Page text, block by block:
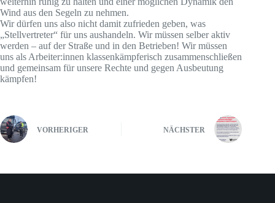
Wind aus den Segeln zu nehmen.
Wir dürfen uns also nicht damit zufrieden geben, was
„Stellvertreter“ für uns aushandeln. Wir müssen selber aktiv
werden – auf der Straße und in den Betrieben! Wir müssen
uns als Arbeiter:innen klassenkämpferisch zusammenschließen
und gemeinsam für unsere Rechte und gegen Ausbeutung
kämpfen!
VORHERIGER NÄCHSTER